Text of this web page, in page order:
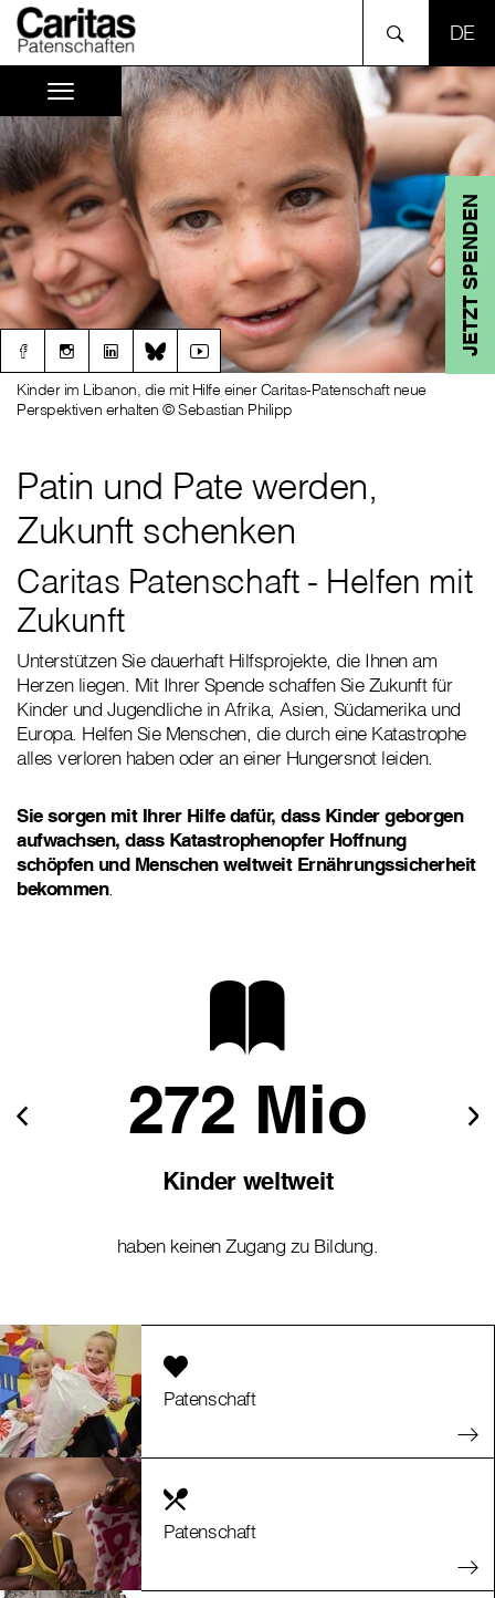
JETZT SPENDEN
Patin und Pate werden,
Zukunft schenken
Kinder im Libanon, die mit Hilfe einer Caritas-Patenschaft neue
Perspektiven erhalten © Sebastian Philipp
Caritas Patenschaft - Helfen mit
Zukunft
Unterstützen Sie dauerhaft Hilfsprojekte, die Ihnen am
Herzen liegen. Mit Ihrer Spende schaffen Sie Zukunft für
Kinder und Jugendliche in Afrika, Asien, Südamerika und
Europa. Helfen Sie Menschen, die durch eine Katastrophe
alles verloren haben oder an einer Hungersnot leiden.
Sie sorgen mit Ihrer Hilfe dafür, dass Kinder geborgen
aufwachsen, dass Katastrophenopfer Hoffnung
schöpfen und Menschen weltweit Ernährungssicherheit
bekommen.
272 Mio
Kinder weltweit
haben keinen Zugang zu Bildung.
Patenschaft
Patenschaft